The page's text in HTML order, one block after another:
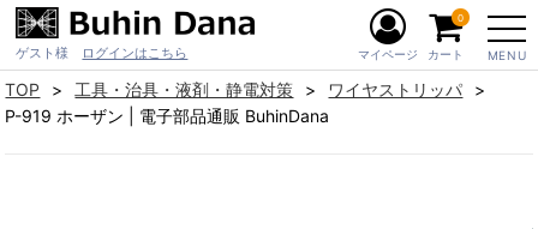
ゲスト様 ログインはこちら MENU
マイページ カート
0
TOP 工具・治具・液剤・静電対策
ワイヤストリッパ
P-919 ホーザン | 電子部品通販 BuhinDana